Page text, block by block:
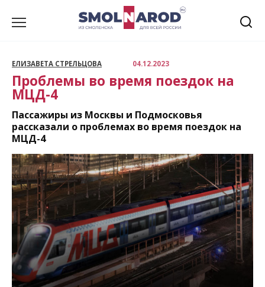
ЕЛИЗАВЕТА СТРЕЛЬЦОВА 04.12.2023
Проблемы во время поездок на
МЦД-4
Пассажиры из Москвы и Подмосковья
рассказали о проблемах во время поездок на
МЦД-4